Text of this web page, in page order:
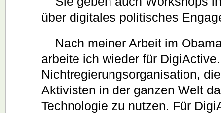
über digitales politisches
Nach meiner Arbeit im
arbeite ich wieder für
Nichtregierungsorganisation,
Aktivisten in der ganzen Welt
Technologie zu nutzen. Für